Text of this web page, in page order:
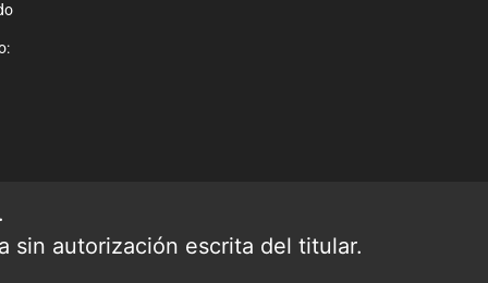
sin autorización escrita del titular.